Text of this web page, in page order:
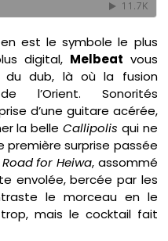
est le symbole le plus
digital, Melbeat vous
du dub, là où la fusion
l’Orient. Sonorités
d’une guitare acérée,
la belle Callipolis qui ne
première surprise passée
Road for Heiwa, assommé
envolée, bercée par les
le morceau en le
mais le cocktail fait